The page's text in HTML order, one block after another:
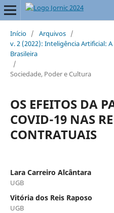
Início / Arquivos /
v. 2 (2022): Inteligência Artificial:
Brasileira
/
Sociedade, Poder e Cultura
OS EFEITOS DA
COVID-19 NAS
CONTRATUAIS
Lara Carreiro Alcântara
UGB
Vitória dos Reis Raposo
UGB